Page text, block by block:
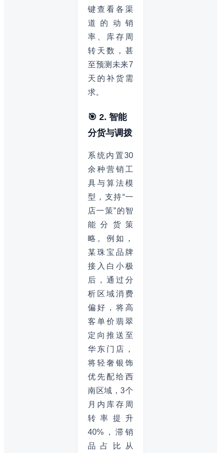
键查看各渠
道的动销
率、库存周
转天数，甚
至预测未来7
天的补货需
求。
🎯 2. 智能
分货与调拨
系统内置30
余种营销工
具与算法模
型，支持“一
店一策”的智
能分货策
略。例如，
某珠宝品牌
接入白小极
后，通过分
析区域消费
偏好，将高
客单价翡翠
定向推送至
华东门店，
将轻奢银饰
优先配给西
南区域，3个
月内库存周
转率提升
40%，滞销
品占比从